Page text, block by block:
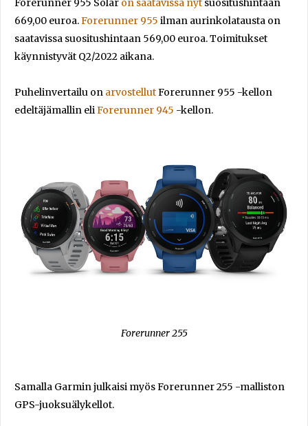
Forerunner 955 Solar on saatavissa nyt suositushintaan
669,00 euroa.Forerunner 955 ilman aurinkolatausta on
saatavissa suositushintaan 569,00 euroa. Toimitukset
käynnistyvät Q2/2022 aikana.
Puhelinvertailu on arvostellutForerunner 955 -kellon
edeltäjämallin eliForerunner 945 -kellon.
Forerunner 255
Samalla Garmin julkaisi myös Forerunner 255 -malliston
GPS-juoksuälykellot.